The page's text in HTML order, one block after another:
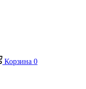
Корзина 0